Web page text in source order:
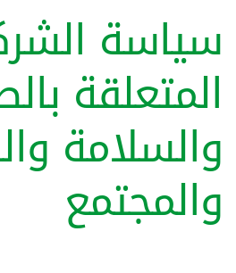
سياسة
المتعلقة
والسلامة
والمجتمع